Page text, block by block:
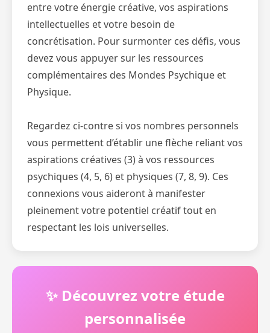
entre votre énergie créative, vos aspirations
intellectuelles et votre besoin de
concrétisation. Pour surmonter ces défis, vous
devez vous appuyer sur les ressources
complémentaires des Mondes Psychique et
Physique.
Regardez ci-contre si vos nombres personnels
vous permettent d’établir une flèche reliant vos
aspirations créatives (3) à vos ressources
psychiques (4, 5, 6) et physiques (7, 8, 9). Ces
connexions vous aideront à manifester
pleinement votre potentiel créatif tout en
respectant les lois universelles.
✨ Découvrez votre étude
personnalisée